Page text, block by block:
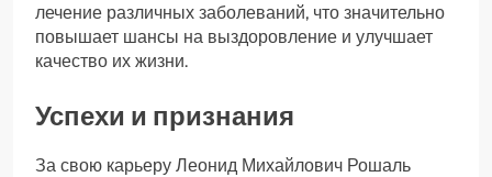
лечение различных заболеваний, что значительно
повышает шансы на выздоровление и улучшает
качество их жизни.
Успехи и признания
За свою карьеру Леонид Михайлович Рошаль